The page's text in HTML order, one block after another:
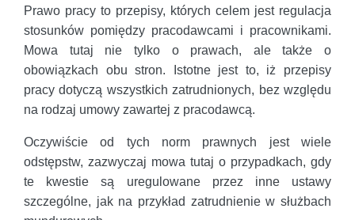
Prawo pracy to przepisy, których celem jest regulacja
stosunków pomiędzy pracodawcami i pracownikami.
Mowa tutaj nie tylko o prawach, ale także o
obowiązkach obu stron. Istotne jest to, iż przepisy
pracy dotyczą wszystkich zatrudnionych, bez względu
na rodzaj umowy zawartej z pracodawcą.
Oczywiście od tych norm prawnych jest wiele
odstępstw, zazwyczaj mowa tutaj o przypadkach, gdy
te kwestie są uregulowane przez inne ustawy
szczególne, jak na przykład zatrudnienie w służbach